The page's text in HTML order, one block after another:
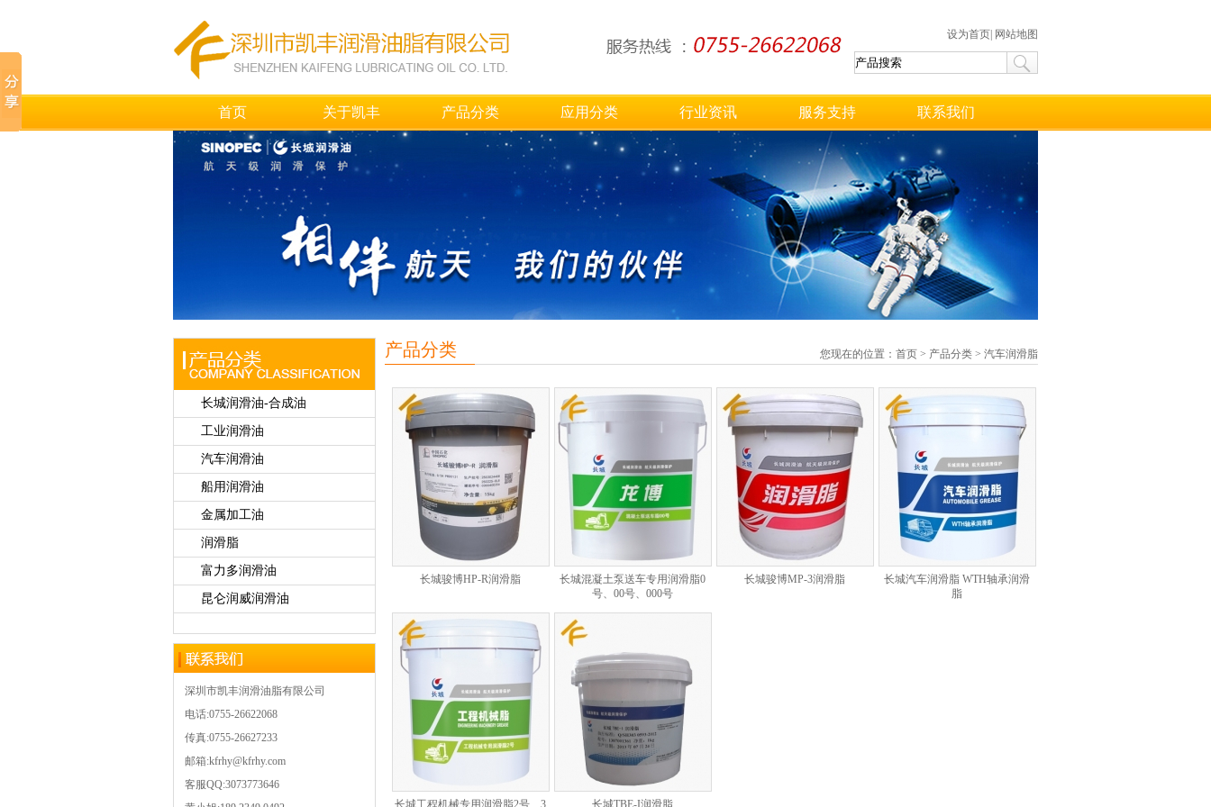
设为首页 网站地图
首页 关于凯丰 产品分类 应用分类 行业资讯 服务支持 联系我们
长城润滑油-合成油
工业润滑油
汽车润滑油
船用润滑油
金属加工油
润滑脂
富力多润滑油
昆仑润威润滑油
深圳市凯丰润滑油脂有限公司
电话:0755-26622068
传真:0755-26627233
邮箱:kfrhy@kfrhy.com
客服QQ:3073773646
产品分类 您现在的位置： 首页 > 产品分类 > 汽车润滑脂
长城骏博HP-R润滑脂
长城混凝土泵送车专用润滑脂0
号、00号、000号
长城骏博MP-3润滑脂
长城汽车润滑脂 WTH轴承润滑
脂
长城工程机械专用润滑脂2号、3 长城TBE-I润滑脂